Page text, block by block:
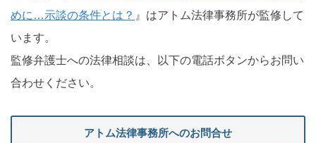
めに…示談の条件とは？ 』はアトム法律事務所が監修して
います。
監修弁護士への法律相談は、以下の電話ボタンからお問い
合わせください。
アトム法律事務所へのお問合せ